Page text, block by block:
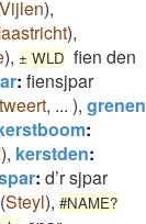
Vijlen),
),
), ± WLD fien den
: fiensjpar
, ... ), grenen
:
), kerstden:
: d’r sjpar
Steyl), #NAME?